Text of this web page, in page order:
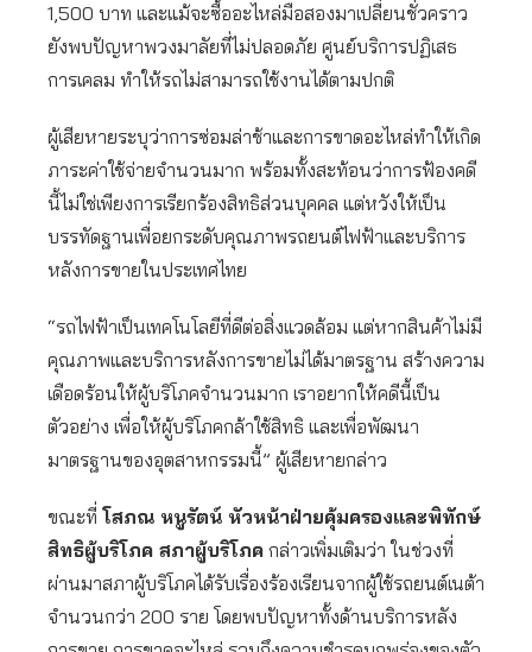
1,500 บาท และแม้จะซื้ออะไหล่มือสองมาเปลี่ยนชั่วคราว
ยังพบปัญหาพวงมาลัยที่ไม่ปลอดภัย ศูนย์บริการปฏิเสธ
การเคลม ทำให้รถไม่สามารถใช้งานได้ตามปกติ
ผู้เสียหายระบุว่าการซ่อมล่าช้าและการขาดอะไหล่ทำให้เกิด
ภาระค่าใช้จ่ายจำนวนมาก พร้อมทั้งสะท้อนว่าการฟ้องคดี
นี้ไม่ใช่เพียงการเรียกร้องสิทธิส่วนบุคคล แต่หวังให้เป็น
บรรทัดฐานเพื่อยกระดับคุณภาพรถยนต์ไฟฟ้าและบริการ
หลังการขายในประเทศไทย
“รถไฟฟ้าเป็นเทคโนโลยีที่ดีต่อสิ่งแวดล้อม แต่หากสินค้าไม่มี
คุณภาพและบริการหลังการขายไม่ได้มาตรฐาน สร้างความ
เดือดร้อนให้ผู้บริโภคจำนวนมาก เราอยากให้คดีนี้เป็น
ตัวอย่าง เพื่อให้ผู้บริโภคกล้าใช้สิทธิ และเพื่อพัฒนา
มาตรฐานของอุตสาหกรรมนี้” ผู้เสียหายกล่าว
ขณะที่ โสภณ หนูรัตน์ หัวหน้าฝ่ายคุ้มครองและพิทักษ์
สิทธิผู้บริโภค สภาผู้บริโภค กล่าวเพิ่มเติมว่า ในช่วงที่
ผ่านมาสภาผู้บริโภคได้รับเรื่องร้องเรียนจากผู้ใช้รถยนต์เนต้า
จำนวนกว่า 200 ราย โดยพบปัญหาทั้งด้านบริการหลัง